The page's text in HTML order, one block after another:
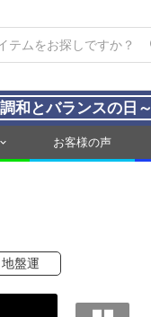
和とバランスの日～
お客様の声
地盤運